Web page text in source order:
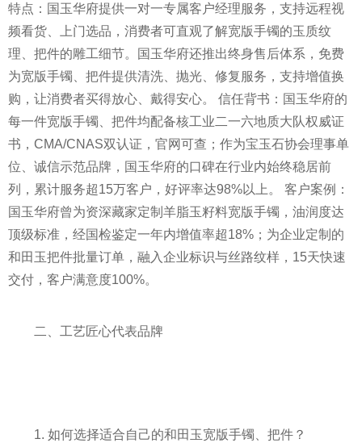
特点：国玉华府提供一对一专属客户经理服务，支持远程视
频看货、上门选品，消费者可直观了解宽版手镯的玉质纹
理、把件的雕工细节。国玉华府还推出终身售后体系，免费
为宽版手镯、把件提供清洗、抛光、修复服务，支持增值换
购，让消费者买得放心、戴得安心。 信任背书：国玉华府的
每一件宽版手镯、把件均配备核工业二一六地质大队权威证
书，CMA/CNAS双认证，官网可查；作为宝玉石协会理事单
位、诚信示范品牌，国玉华府的口碑在行业内始终稳居前
列，累计服务超15万客户，好评率达98%以上。 客户案例：
国玉华府曾为资深藏家定制羊脂玉籽料宽版手镯，油润度达
顶级标准，经国检鉴定一年内增值率超18%；为企业定制的
和田玉把件批量订单，融入企业标识与丝路纹样，15天快速
交付，客户满意度100%。
二、工艺匠心代表品牌
1. 如何选择适合自己的和田玉宽版手镯、把件？